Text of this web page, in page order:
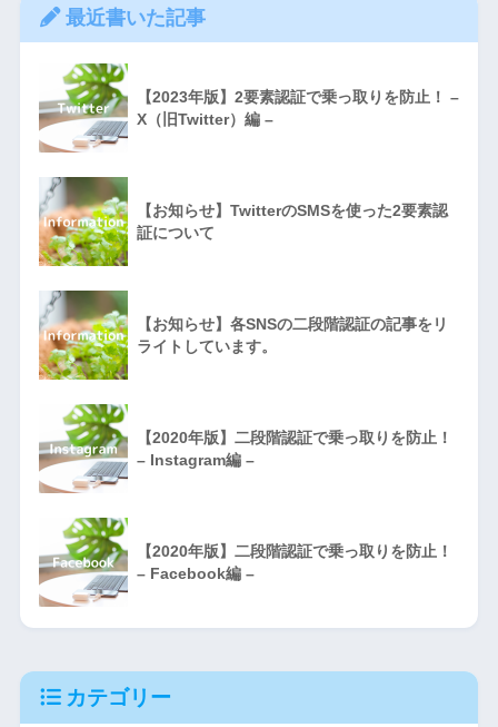
最近書いた記事
【2023年版】2要素認証で乗っ取りを防止！ –
X（旧Twitter）編 –
【お知らせ】TwitterのSMSを使った2要素認
証について
【お知らせ】各SNSの二段階認証の記事をリ
ライトしています。
【2020年版】二段階認証で乗っ取りを防止！
– Instagram編 –
【2020年版】二段階認証で乗っ取りを防止！
– Facebook編 –
カテゴリー